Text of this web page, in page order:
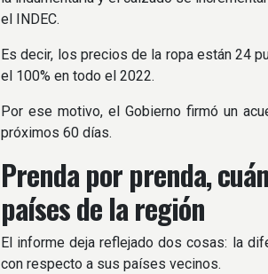
el INDEC.
Es decir, los precios de la ropa están 24
el 100% en todo el 2022.
Por ese motivo, el Gobierno firmó un
próximos 60 días.
Prenda por prenda,
países de la región
El informe deja reflejado dos cosas: la
con respecto a sus países vecinos.